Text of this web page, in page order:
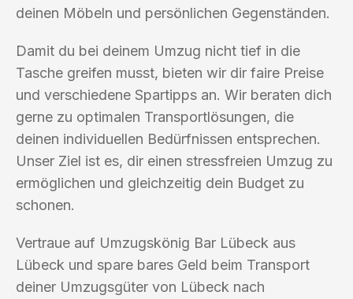
deinen Möbeln und persönlichen Gegenständen.
Damit du bei deinem Umzug nicht tief in die
Tasche greifen musst, bieten wir dir faire Preise
und verschiedene Spartipps an. Wir beraten dich
gerne zu optimalen Transportlösungen, die
deinen individuellen Bedürfnissen entsprechen.
Unser Ziel ist es, dir einen stressfreien Umzug zu
ermöglichen und gleichzeitig dein Budget zu
schonen.
Vertraue auf Umzugskönig Bar Lübeck aus
Lübeck und spare bares Geld beim Transport
deiner Umzugsgüter von Lübeck nach